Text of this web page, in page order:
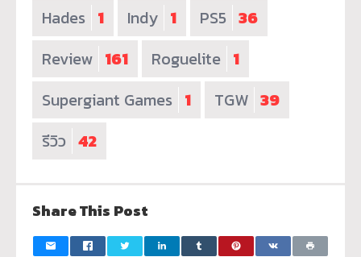
Hades 1 Indy 1 PS5 36
Review 161 Roguelite 1
Supergiant Games 1 TGW 39
รีวิว 42
Share This Post